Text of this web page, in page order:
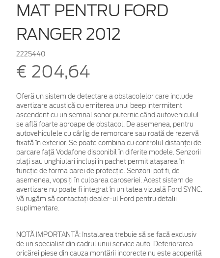
MAT PENTRU FORD
RANGER 2012
2225440
€ 204,64
Oferă un sistem de detectare a obstacolelor care include
avertizare acustică cu emiterea unui beep intermitent
ascendent cu un semnal sonor puternic când autovehiculul
se află foarte aproape de obstacol. De asemenea, pentru
autovehiculele cu cârlig de remorcare sau roată de rezervă
fixată în exterior. Se poate combina cu controlul distanței de
parcare față Vodafone disponibil în diferite modele. Senzorii
plați sau unghiulari incluși în pachet permit atașarea în
funcție de forma barei de protecție. Senzorii pot fi, de
asemenea, vopsiți în culoarea caroseriei. Acest sistem de
avertizare nu poate fi integrat în unitatea vizuală Ford SYNC.
Vă rugăm să contactați dealer-ul Ford pentru detalii
suplimentare.
NOTĂ IMPORTANTĂ: Instalarea trebuie să se facă exclusiv
de un specialist din cadrul unui service auto. Deteriorarea
oricărei piese din cauza montării incorecte nu este acoperită